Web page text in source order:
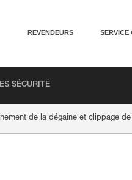
REVENDEURS SERVICE
SÉCURITÉ
de la dégaine et clippage